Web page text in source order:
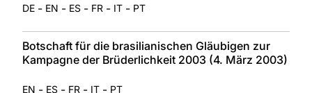
DE - EN - ES - FR - IT - PT
Botschaft für die brasilianischen Gläubigen zur
Kampagne der Brüderlichkeit 2003 (4. März 2003)
EN - ES - FR - IT - PT